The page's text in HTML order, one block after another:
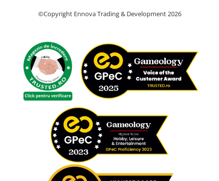
©Copyright Ennova Trading & Development 2026